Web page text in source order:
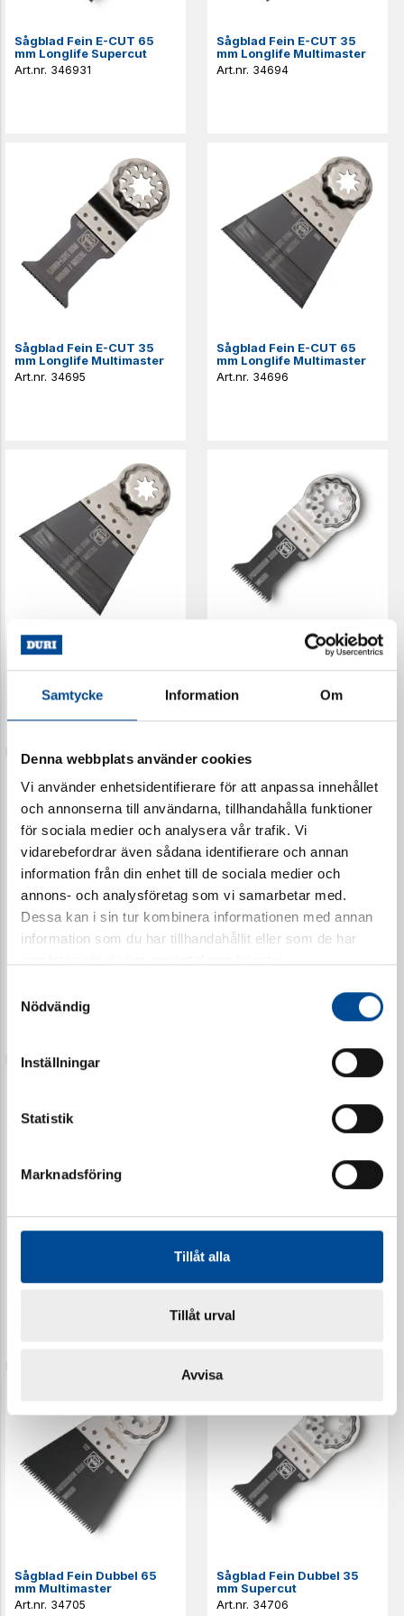
Samtycke Information Om
Denna webbplats använder cookies
Vi använder enhetsidentifierare för att anpassa innehållet
och annonserna till användarna, tillhandahålla funktioner
för sociala medier och analysera vår trafik. Vi
vidarebefordrar även sådana identifierare och annan
information från din enhet till de sociala medier och
annons- och analysföretag som vi samarbetar med.
Dessa kan i sin tur kombinera informationen med annan
information som du har tillhandahållit eller som de har
Nödvändig
Inställningar
Statistik
Marknadsföring
Tillåt alla
Tillåt urval
Avvisa
Sågblad Fein E-CUT 65
mm Longlife Supercut
346931
Sågblad Fein E-CUT 35
mm Longlife Multimaster
34694
Sågblad Fein E-CUT 35
mm Longlife Multimaster
34695
Sågblad Fein E-CUT 65
mm Longlife Multimaster
34696
Sågblad Fein E-CUT 65
mm Longlife Multimaster
Sågblad Fein Dubbel 35
mm Multimaster
Sågblad Fein Dubbel 35
Sågblad Fein Dubbel 35
mm Multimaster
mm Multimaster
Sågblad Fein Dubbel 65
mm Multimaster
34705
Sågblad Fein Dubbel 35
mm Supercut
34706